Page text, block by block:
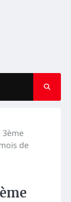
3ème
de